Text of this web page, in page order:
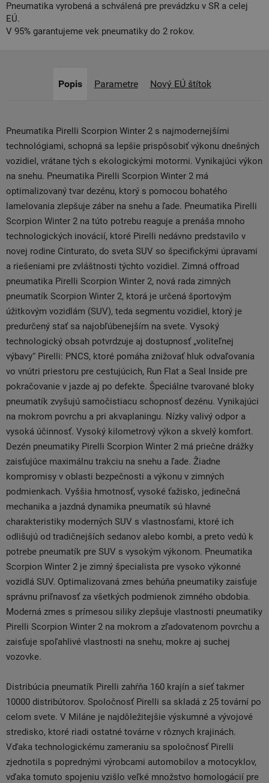
Pneumatika vyrobená a schválená pre prevádzku v SR a celej
EÚ.
V 95% garantujeme vek pneumatiky do 2 rokov.
Popis Parametre Nový EÚ štítok
Pneumatika Pirelli Scorpion Winter 2 s najmodernejšími
technológiami, schopná sa lepšie prispôsobiť výkonu dnešných
vozidiel, vrátane tých s ekologickými motormi. Vynikajúci výkon
na snehu. Pneumatika Pirelli Scorpion Winter 2 má
optimalizovaný tvar dezénu, ktorý s pomocou bohatého
lamelovania zlepšuje záber na snehu a ľade. Pneumatika Pirelli
Scorpion Winter 2 na túto potrebu reaguje a prenáša mnoho
technologických inovácií, ktoré Pirelli nedávno predstavilo v
novej rodine Cinturato, do sveta SUV so špecifickými úpravami
a riešeniami pre zvláštnosti týchto vozidiel. Zimná offroad
pneumatika Pirelli Scorpion Winter 2, nová rada zimných
pneumatík Scorpion Winter 2, ktorá je určená športovým
úžitkovým vozidlám (SUV), teda segmentu vozidiel, ktorý je
predurčený stať sa najobľúbenejším na svete. Vysoký
technologický obsah potvrdzuje aj dostupnosť „voliteľnej
výbavy“ Pirelli: PNCS, ktoré pomáha znižovať hluk odvaľovania
vo vnútri priestoru pre cestujúcich, Run Flat a Seal Inside pre
pokračovanie v jazde aj po defekte. Špeciálne tvarované bloky
pneumatík zvyšujú samočistiacu schopnosť dezénu. Vynikajúci
na mokrom povrchu a pri akvaplaningu. Nízky valivý odpor a
vysoká účinnosť. Vysoký kilometrový výkon a skvelý komfort.
Dezén pneumatiky Pirelli Scorpion Winter 2 má priečne drážky
zaisťujúce maximálnu trakciu na snehu a ľade. Žiadne
kompromisy v oblasti bezpečnosti a výkonu v zimných
podmienkach. Vyššia hmotnosť, vysoké ťažisko, jedinečná
mechanika a jazdná dynamika pneumatík sú hlavné
charakteristiky moderných SUV s vlastnosťami, ktoré ich
odlišujú od tradičnejších sedanov alebo kombi, a preto vedú k
potrebe pneumatík pre SUV s vysokým výkonom. Pneumatika
Scorpion Winter 2 je zimný špecialista pre vysoko výkonné
vozidlá SUV. Optimalizovaná zmes behúňa pneumatiky zaisťuje
správnu priľnavosť za všetkých podmienok zimného obdobia.
Moderná zmes s prímesou siliky zlepšuje vlastnosti pneumatiky
Pirelli Scorpion Winter 2 na mokrom a zľadovatenom povrchu a
zaisťuje spoľahlivé vlastnosti na snehu, mokre aj suchej
vozovke.
Distribúcia pneumatík Pirelli zahŕňa 160 krajín a sieť takmer
10000 distribútorov. Spoločnosť Pirelli sa skladá z 25 tovární po
celom svete. V Miláne je najdôležitejšie výskumné a vývojové
stredisko, ktoré riadi ostatné továrne v rôznych krajinách.
Vďaka technologickému zameraniu sa spoločnosť Pirelli
zjednotila s poprednými výrobcami automobilov a motocyklov,
vďaka tomuto spojeniu vzišlo veľké množstvo homologácií pre